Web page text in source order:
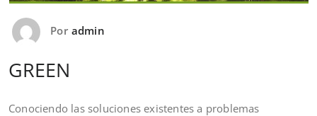
Por admin
GREEN
Conociendo las soluciones existentes a problemas